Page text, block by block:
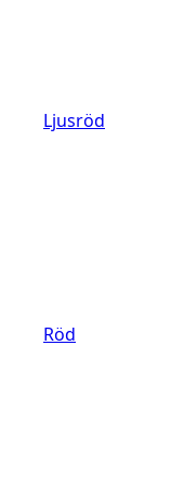
Ljusröd
Röd